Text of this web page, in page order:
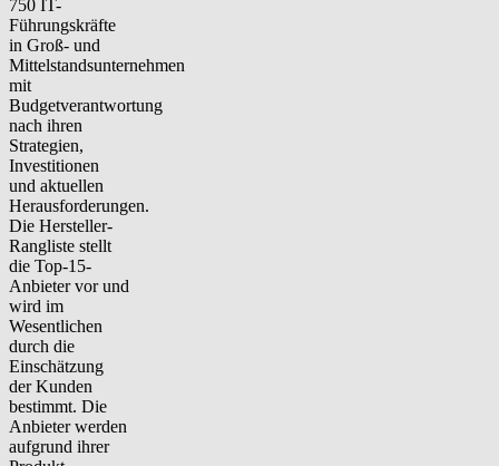
750 IT-
Führungskräfte
in Groß- und
Mittelstandsunternehmen
mit
Budgetverantwortung
nach ihren
Strategien,
Investitionen
und aktuellen
Herausforderungen.
Die Hersteller-
Rangliste stellt
die Top-15-
Anbieter vor und
wird im
Wesentlichen
durch die
Einschätzung
der Kunden
bestimmt. Die
Anbieter werden
aufgrund ihrer